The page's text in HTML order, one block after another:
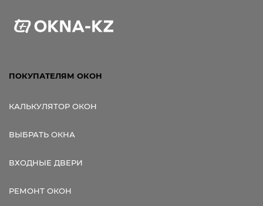
ПОКУПАТЕЛЯМ ОКОН
КАЛЬКУЛЯТОР ОКОН
ВЫБРАТЬ ОКНА
ВХОДНЫЕ ДВЕРИ
РЕМОНТ ОКОН